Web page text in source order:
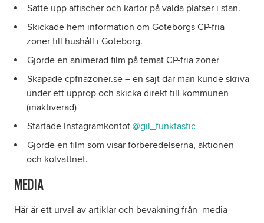
Satte upp affischer och kartor på valda platser i stan.
Skickade hem information om Göteborgs CP-fria
zoner till hushåll i Göteborg.
Gjorde en animerad film på temat CP-fria zoner
Skapade cpfriazoner.se – en sajt där man kunde skriva
under ett upprop och skicka direkt till kommunen
(inaktiverad)
Startade Instagramkontot @gil_funktastic
Gjorde en film som visar förberedelserna, aktionen
och kölvattnet.
MEDIA
Här är ett urval av artiklar och bevakning från media